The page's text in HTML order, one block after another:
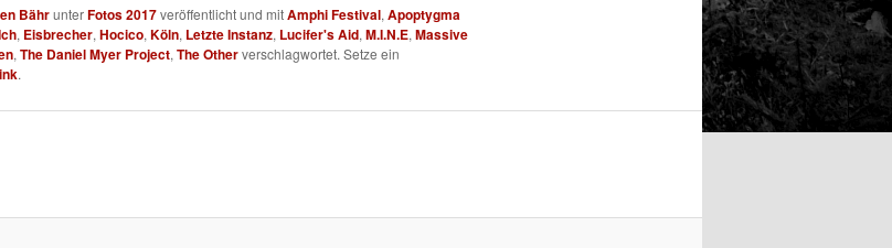
BährunterFotos 2017veröffentlicht und mitAmphi Festival, Apoptygma
, Eisbrecher, Hocico, Köln, Letzte Instanz, Lucifer's Aid, M.I.N.E, Massive
, The Daniel Myer Project, The Otherverschlagwortet. Setze ein
.